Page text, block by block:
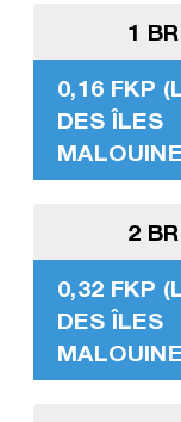
1
0,16 FKP
DES ÎLES
2
0,32 FKP
DES ÎLES